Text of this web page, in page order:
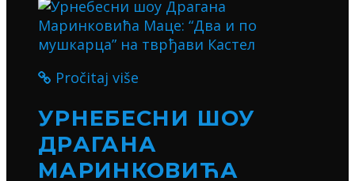
Pročitaj više
УРНЕБЕСНИ ШОУ
ДРАГАНА
МАРИНКОВИЋА